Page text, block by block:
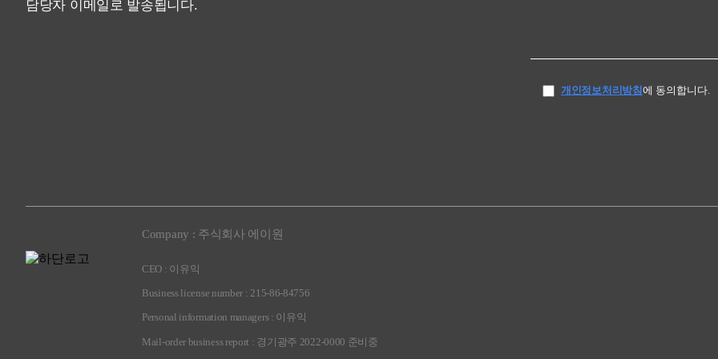
담당자 이메일로 발송됩니다.
개인정보처리방침 에 동의합니다.
Company : 주식회사 에이원
CEO : 이유익
Business license number : 215-86-84756
Personal information managers : 이유익
Mail-order business report : 경기광주 2022-0000 준비중